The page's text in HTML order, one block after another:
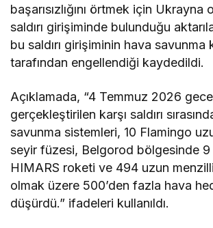
başarısızlığını örtmek için Ukrayna
saldırı girişiminde bulunduğu
bu saldırı girişiminin hava savunma
tarafından engellendiği kaydedildi.
Açıklamada, “4 Temmuz 2026
gerçekleştirilen karşı saldırı
savunma sistemleri, 10 Flamingo
seyir füzesi, Belgorod bölgesinde 9
HIMARS roketi ve 494 uzun
olmak üzere 500’den fazla hava
düşürdü.” ifadeleri kullanıldı.